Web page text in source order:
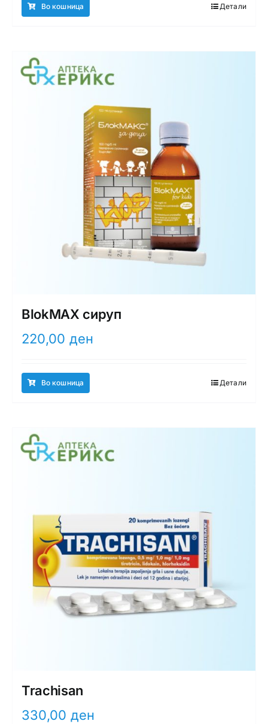
Во кошница Детали
BlokMAX сируп
220,00 ден
Во кошница Детали
Trachisan
330,00 ден